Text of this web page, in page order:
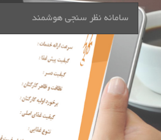
سامانه نظر سنجی هوشمند